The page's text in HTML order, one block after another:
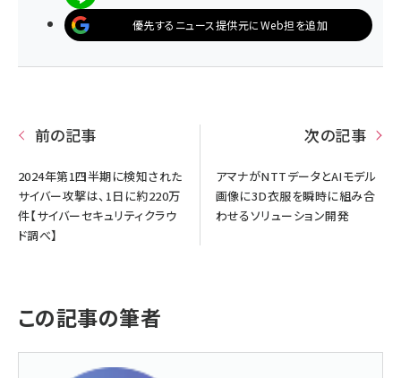
優先するニュース提供元にWeb担を追加
前の記事
2024年第1四半期に検知された
サイバー攻撃は、1日に約220万
件【サイバーセキュリティクラウ
ド調べ】
次の記事
アマナがNTTデータとAIモデル
画像に3D衣服を瞬時に組み合
わせるソリューション開発
この記事の筆者